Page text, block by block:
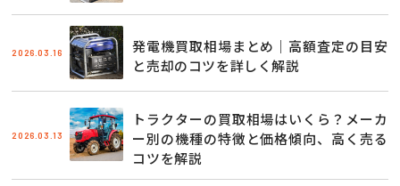
2026.03.16
発電機買取相場まとめ｜高額査定の目安
と売却のコツを詳しく解説
2026.03.13
トラクターの買取相場はいくら？メーカ
ー別の機種の特徴と価格傾向、高く売る
コツを解説